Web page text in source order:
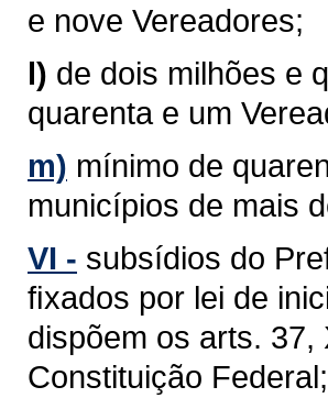
e nove Vereadores;
l) de dois milhões e
quarenta e um
m) mínimo de
municípios de mais
VI - subsídios do
ﬁxados por lei de
dispõem os arts. 37,
Constituição Federal;